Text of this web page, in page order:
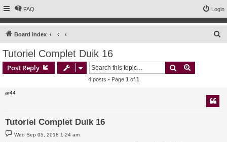
FAQ Login
Board index
Tutoriel Complet Duik 16
Post Reply Search
4 posts • Page 1 of 1
ar44
Tutoriel Complet Duik 16
P
o
Wed Sep 05, 2018 1:24 am